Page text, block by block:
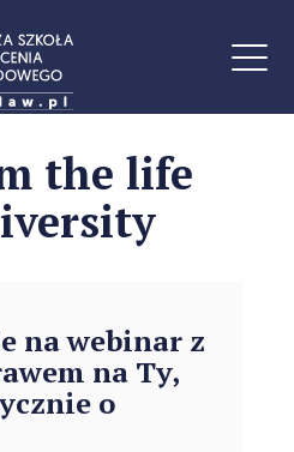
the life
na webinar z
na Ty,
o